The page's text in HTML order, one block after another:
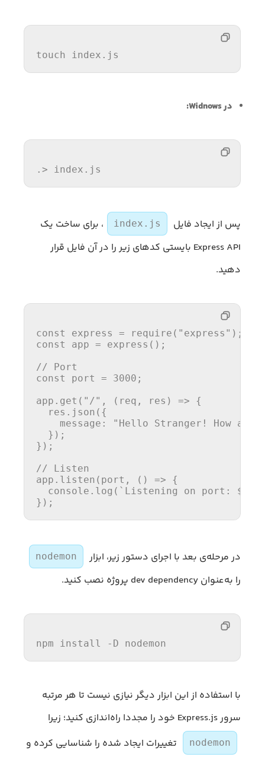
touch index.js
در Widnows:
.> index.js
پس از ایجاد فایل index.js
، برای ساخت یک
Express API بایستی کدهای زیر را در آن فایل قرار
دهید.
const express = require ( "express"
const
app = express ();
// Port
const
port = 3000 ;
app. get ( "/" , ( req, res ) => {
  res.
json ({
message :
"Hello Stranger! How are
  });
});
// Listen
app. listen (port, () => {
console . log ( `Listening on port:
});
در مرحله‌ی بعد با اجرای دستور زیر، ابزار nodemon
را به‌عنوان dev dependency پروژه نصب کنید.
npm install -D nodemon
با استفاده از این ابزار دیگر نیازی نیست تا هر مرتبه
سرور Express.js خود را مجددا راه‌اندازی کنید؛ زیرا
nodemon تغییرات ایجاد شده را شناسایی کرده و